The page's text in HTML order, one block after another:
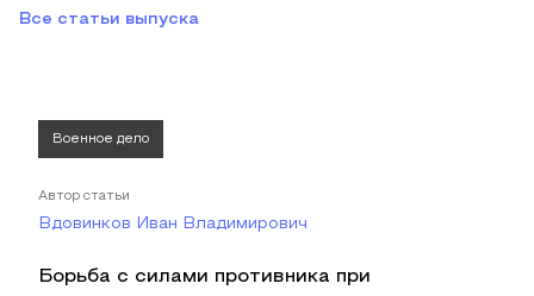
Все статьи выпуска
Военное дело
Автор статьи
Вдовинков Иван Владимирович
Борьба с силами противника при